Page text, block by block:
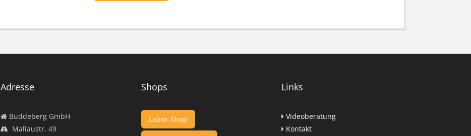
Adresse
Buddeberg GmbH
Mallaustr. 49
Shops
Labor-Shop
Links
Videoberatung
Kontakt